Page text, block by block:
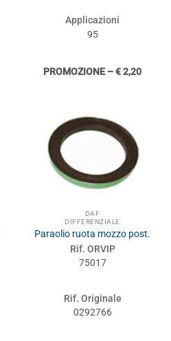
Applicazioni
95
PROMOZIONE – € 2,20
DAF
DIFFERENZIALE
Paraolio ruota mozzo post.
Rif. ORVIP
75017
Rif. Originale
0292766